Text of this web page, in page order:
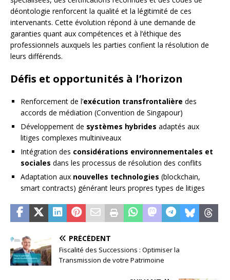
déontologie renforcent la qualité et la légitimité de ces
intervenants. Cette évolution répond à une demande de
garanties quant aux compétences et à l’éthique des
professionnels auxquels les parties confient la résolution de
leurs différends.
Défis et opportunités à l’horizon
Renforcement de l’exécution transfrontalière des
accords de médiation (Convention de Singapour)
Développement de systèmes hybrides adaptés aux
litiges complexes multiniveaux
Intégration des considérations environnementales et
sociales dans les processus de résolution des conflits
Adaptation aux nouvelles technologies (blockchain,
smart contracts) générant leurs propres types de litiges
PRÉCÉDENT
Fiscalité des Successions : Optimiser la
Transmission de votre Patrimoine